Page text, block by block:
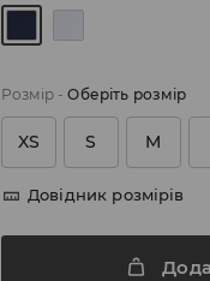
Розмір-Оберіть розмір
XS S M
Довідник розмірів